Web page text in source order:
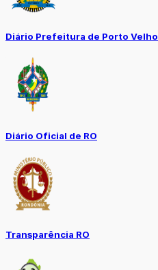
Diário Prefeitura de Porto Velho
Diário Oficial de RO
Transparência RO